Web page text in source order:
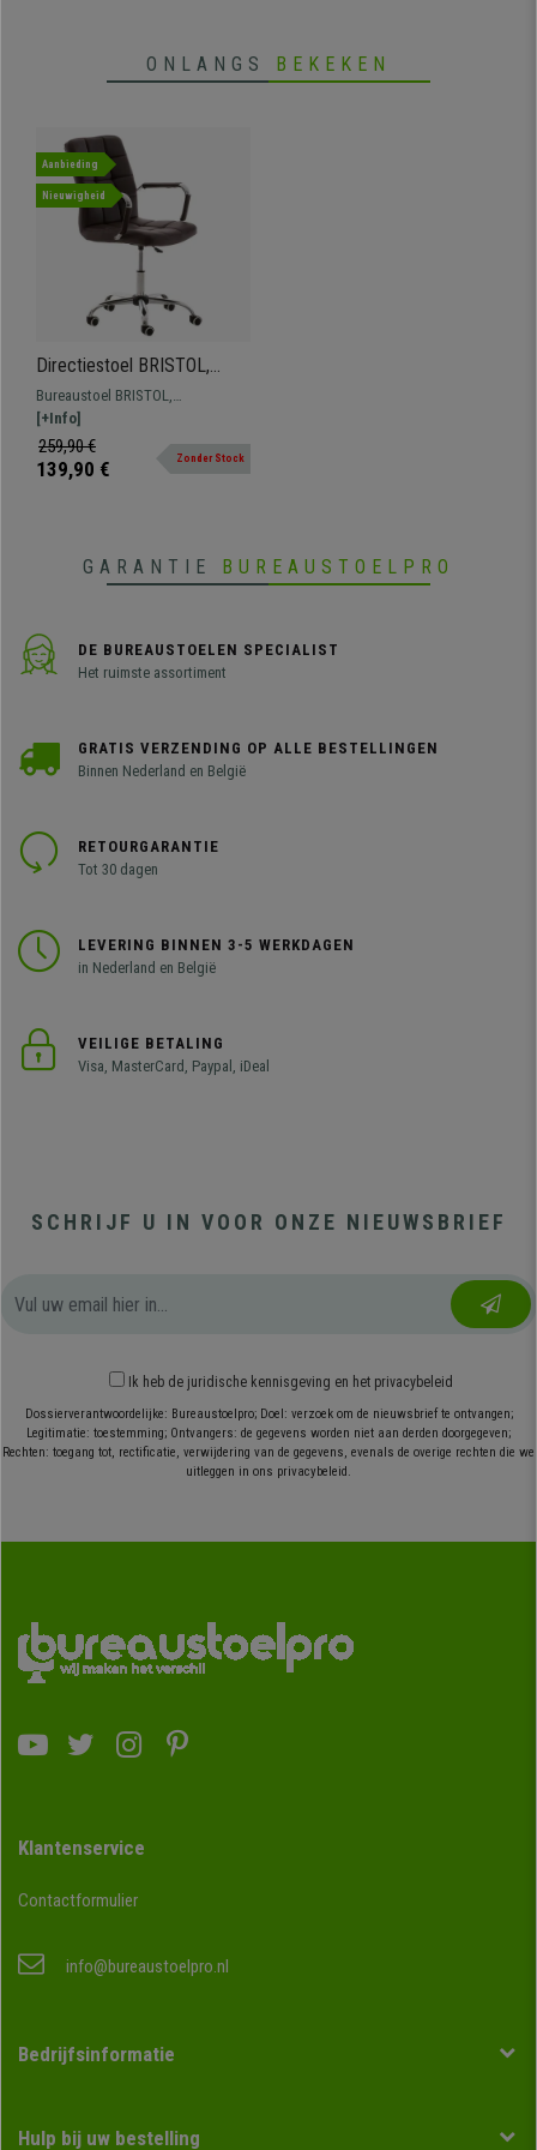
ONLANGS BEKEKEN
Aanbieding
Nieuwigheid
Directiestoel BRISTOL,
Metalen Structuur en
Armleuningen, Bekleed met
Bruin Leder
Bureaustoel BRISTOL,
onverslaanbare prijs en kwaliteit.
Een model met een metalen
structuur, gewatteerde zitting en
[+Info]
259,90 €
139,90 € Zonder Stock
GARANTIE BUREAUSTOELPRO
DE BUREAUSTOELEN SPECIALIST
Het ruimste assortiment
GRATIS VERZENDING OP ALLE BESTELLINGEN
Binnen Nederland en België
RETOURGARANTIE
Tot 30 dagen
LEVERING BINNEN 3-5 WERKDAGEN
in Nederland en België
VEILIGE BETALING
Visa, MasterCard, Paypal, iDeal
SCHRIJF U IN VOOR ONZE NIEUWSBRIEF
Ik heb de juridische kennisgeving en het privacybeleid
Dossierverantwoordelijke: Bureaustoelpro; Doel: verzoek om de nieuwsbrief te ontvangen;
Legitimatie: toestemming; Ontvangers: de gegevens worden niet aan derden doorgegeven;
Rechten: toegang tot, rectificatie, verwijdering van de gegevens, evenals de overige rechten die we
uitleggen in ons privacybeleid.
Klantenservice
Contactformulier
info@bureaustoelpro.nl
Bedrijfsinformatie
Hulp bij uw bestelling